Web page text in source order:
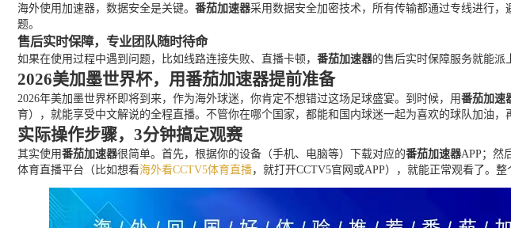
海外使用加速器，数据安全是关键。 番茄加速器采用数据安全加密技术，所有传输都通过专线进行
题。
售后实时保障，专业团队随时待命
如果在使用过程中遇到问题，比如线路连接失败、直播卡顿， 番茄加速器的售后实时保障服务就能派
2026美加墨世界杯，用番茄加速器提前准备
2026年美加墨世界杯即将到来，作为海外球迷，你肯定不想错过这场足球盛宴。到时候，用番茄加速
育），就能享受中文解说的全程直播。不管你在哪个国家，都能和国内球迷一起为喜欢的球队加油，
实际操作步骤，3分钟搞定观赛
其实使用番茄加速器很简单。首先，根据你的设备（手机、电脑等）下载对应的番茄加速器APP；然
体育直播平台（比如想看海外看CCTV5体育直播，就打开CCTV5官网或APP），就能正常观看了。整